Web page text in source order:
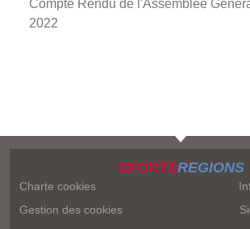
Compte Rendu de l'Assemblée
2022
SPORTSREGIONS
Charte cookies
Gestion des cookies